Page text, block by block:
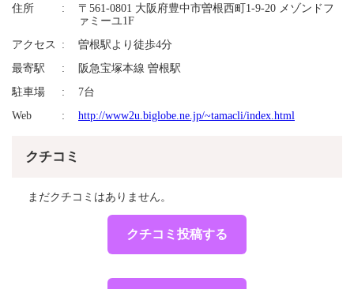
住所
〒561-0801 大阪府豊中市曽根西町1-9-20 メゾンドフ
ァミーユ1F
アクセス
曽根駅より徒歩4分
最寄駅
阪急宝塚本線 曽根駅
駐車場
7台
Web
http://www2u.biglobe.ne.jp/~tamacli/index.html
クチコミ
まだクチコミはありません。
クチコミ投稿する